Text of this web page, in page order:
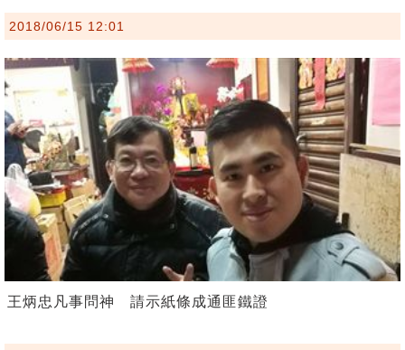
2018/06/15 12:01
王炳忠凡事問神 請示紙條成通匪鐵證